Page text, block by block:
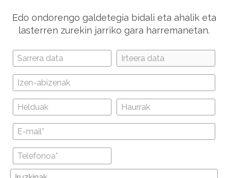
Edo ondorengo galdetegia bidali eta ahalik eta
lasterren zurekin jarriko gara harremanetan.